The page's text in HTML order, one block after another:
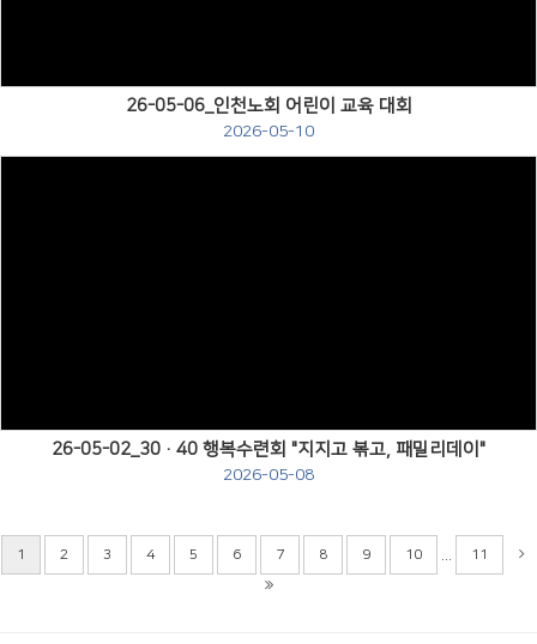
26-05-06_인천노회 어린이 교육 대회
2026-05-10
26-05-02_30·40 행복수련회 "지지고 볶고, 패밀리데이"
2026-05-08
1 2 3 4 5 6 7 8 9 10 11